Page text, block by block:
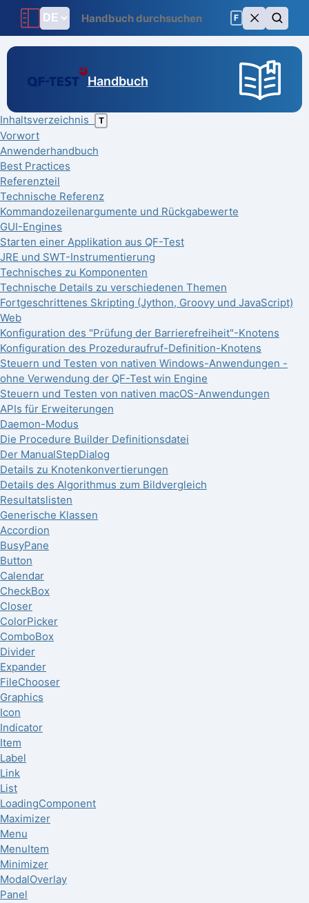
F
Handbuch
Inhaltsverzeichnis T
Vorwort
Anwenderhandbuch
Best Practices
Referenzteil
Technische Referenz
Kommandozeilenargumente und Rückgabewerte
GUI-Engines
Starten einer Applikation aus QF-Test
JRE und SWT-Instrumentierung
Technisches zu Komponenten
Technische Details zu verschiedenen Themen
Fortgeschrittenes Skripting (Jython, Groovy und JavaScript)
Web
Konfiguration des "Prüfung der Barrierefreiheit"-Knotens
Konfiguration des Prozeduraufruf-Definition-Knotens
Steuern und Testen von nativen Windows-Anwendungen -
ohne Verwendung der QF-Test win Engine
Steuern und Testen von nativen macOS-Anwendungen
APIs für Erweiterungen
Daemon-Modus
Die Procedure Builder Definitionsdatei
Der ManualStepDialog
Details zu Knotenkonvertierungen
Details des Algorithmus zum Bildvergleich
Resultatslisten
Generische Klassen
Accordion
BusyPane
Button
Calendar
CheckBox
Closer
ColorPicker
ComboBox
Divider
Expander
FileChooser
Graphics
Icon
Indicator
Item
Label
Link
List
LoadingComponent
Maximizer
Menu
MenuItem
Minimizer
ModalOverlay
Panel